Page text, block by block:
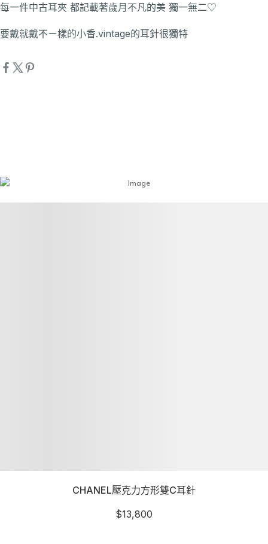
每一件中古耳夾 都記載著歲月不凡的美 獨一無二♡
要戴就戴不ㄧ樣的小香.vintage的耳針很獨特
CHANEL壓克力方形雙C耳針
$13,800